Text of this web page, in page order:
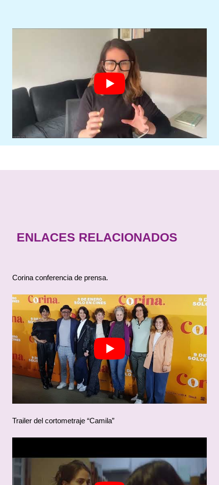
ENLACES RELACIONADOS
Corina conferencia de prensa.
Trailer del cortometraje “Camila”